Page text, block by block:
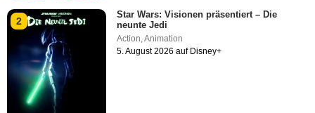
2
Star Wars: Visionen präsentiert – Die
neunte Jedi
Action,Animation
5. August 2026 auf Disney+